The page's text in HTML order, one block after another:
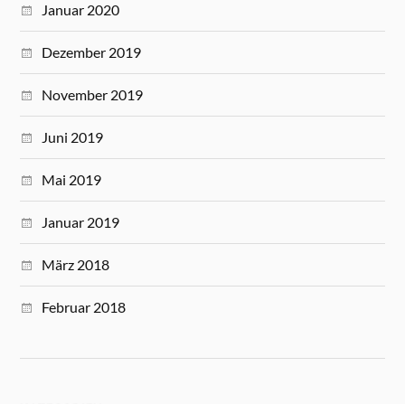
Januar 2020
Dezember 2019
November 2019
Juni 2019
Mai 2019
Januar 2019
März 2018
Februar 2018